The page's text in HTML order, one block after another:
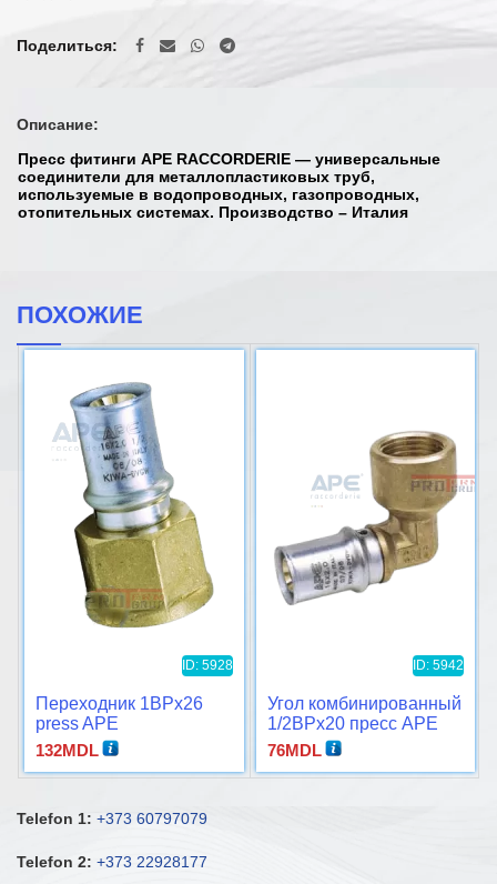
Поделиться
Описание:
Пресс фитинги APE RACCORDERIE — универсальные
соединители для металлопластиковых труб,
используемые в водопроводных, газопроводных,
отопительных системах. Производство – Италия
ПОХОЖИЕ
ID: 5928
Переходник 1ВРx26
press APE
132MDL
ID: 5942
Угол комбинированный
1/2ВРx20 пресс APE
76MDL
Telefon 1: +373 60797079
Telefon 2: +373 22928177